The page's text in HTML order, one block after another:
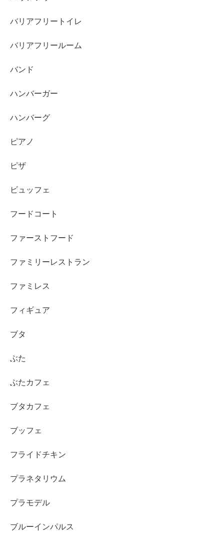
バリアフリートイレ
バリアフリールーム
バンド
ハンバーガー
ハンバーグ
ピアノ
ピザ
ビュッフェ
フードコート
ファーストフード
ファミリーレストラン
ファミレス
フィギュア
ブタ
ぶた
ぶたカフェ
ブタカフェ
ブッフェ
フライドチキン
プラネタリウム
プラモデル
ブルーインパルス